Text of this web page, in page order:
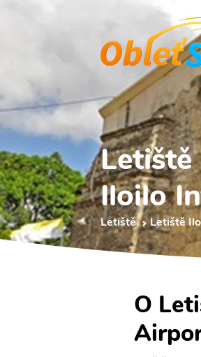
Iloilo
Letiště Letiště
O